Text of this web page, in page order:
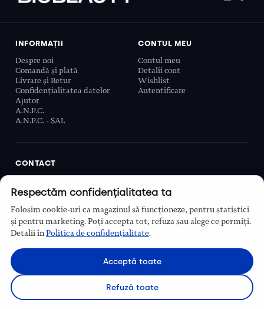
INFORMAȚII
Despre noi
Comandă și plată
Livrare și Retur
Confidențialitatea datelor
Ajutor
A.N.P.C.
A.N.P.C. - SAL
CONTUL MEU
Contul meu
Detalii cont
Wishlist
Autentificare
CONTACT
Sector 6, București, România
Program
Luni–Vineri, 9:00 – 16:00
Respectăm confidențialitatea ta
Folosim cookie-uri ca magazinul să funcționeze, pentru statistici
și pentru marketing. Poți accepta tot, refuza sau alege ce permiți.
Detalii înPolitica de confidențialitate.
Acceptă toate
Refuză toate